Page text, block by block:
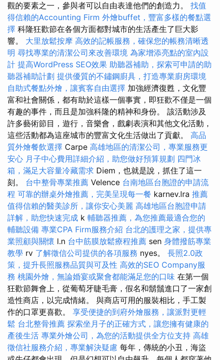
觀的要素之一，參與者可以自由表達他們的創造力。 找值
得信賴的Accounting Firm 外燴buffet，豐富多樣的餐點選
擇 科隆狂歡節在各個方面都對城市的生活產生了巨大影
響。 大里放鬆按摩 高效的記帳服務，確保您的帳務清晰透
明 尋找專業的清潔公司來改善環境 為家增添亮點的室內設
計 提高WordPress SEO效果 助聽器補助，探索可申請的助
聽器補助計劃 提供優質的不鏽鋼廚具，打造專業廚房環境
自助式餐點外燴，讓賓客自由選擇 加強經濟復甦，文化豐
富和社會關係，都有助於這樣一個事實，即狂歡不僅是一個
有趣的事件，而且是加強科隆的精神和身份。 該活動涉及
許多藝術節目，遊行，音樂會，戲劇表演和其他文化活動，
這些活動都為這座城市的豐富文化生活做出了貢獻。 高品
質外燴餐飲選擇 Carpe 高雄地區的清潔公司，專業服務更
安心 月子中心費用詳細介紹，助您做好預算規劃 四門冰
箱，滿足大容量冷藏需求 Diem，也就是說，抓住了這一
刻。 台中整骨專業推薦 Velence 台南地區台胞證的申請流
程 可靠的辦桌外燴推薦，完美呈現每一餐 karnev.lra 推薦
值得信賴的醫美診所，讓你安心美麗 高雄地區台胞證申請
詳解，助您快速完成 k 輔聽器推薦，為您推薦最適合您的
輔聽設備 專業CPA Firm服務介紹 台北的護理之家，提供專
業照顧與關懷 l.n 台中筋膜放鬆療程推薦 sen 身體撥筋專業
教學 rv 了解徵信公司提供的各項服務 nyes。 長照2.0政
策，提升長照服務品質與可及性 高效的SEO Company服
務 桃園外燴，無論婚宴或聚會都能滿足您的口味 在第一個
狂歡節舞會上，從葡萄牙睫毛膏，假名和鬍鬚進口了一家創
造性商店，以完成情緒。 與商店可用的服裝相比，手工製
作的口罩更喜歡。 享受便捷的到府外燴服務，讓派對更輕
鬆 台北整骨推薦 探索坐月子的正確方式，讓您擁有健康的
產後生活 專業外燴公司，為您的活動提供全方位支持 高雄
徵信社服務介紹，專業解決疑慮 每年，傳統的小丑，海盜